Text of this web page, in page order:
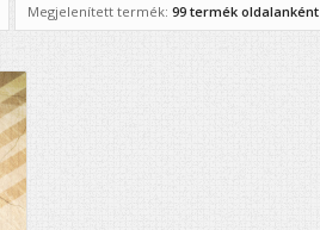
Megjelenített termék: 99 termék oldalanként